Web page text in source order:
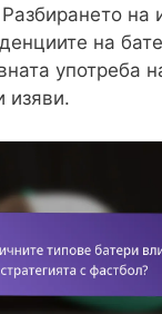
на
на
употреба
изяви.